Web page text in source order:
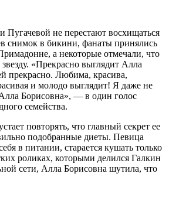
Пугачевой не перестают восхищаться
снимок в бикини, фанаты принялись
а некоторые отмечали, что
«Прекрасно выглядит Алла
прекрасно. Любима, красива,
и молодо выглядит! Я даже не
Борисовна», — в один голос
семейства.
повторять, что главный секрет ее
подобранные диеты. Певица
в питании, старается кушать только
роликах, которыми делился Галкин
сети, Алла Борисовна шутила, что